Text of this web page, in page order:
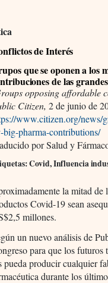
de Interés
que se oponen a los
de las
opposing affordable
Citizen, 2 de junio de
www.citizen.org/news/
big-pharma-contributions/
por Salud y
Covid, Influencia
la mitad de
Covid-19 sean
millones.
un nuevo análisis de
para que los futuros
pueda producir cualquier
durante los